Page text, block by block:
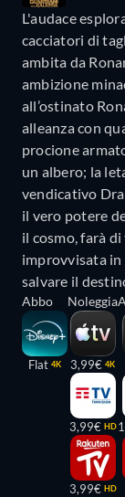
L'audace
cacciatori di
ambita da
ambizione
all’ostinato
alleanza con
procione
un albero; la
vendicativo
il vero potere
il cosmo, farà
improvvisata
salvare il
Abbo
Flat 4K
Noleggia
3,99€ 4K
3,99€ HD
3,99€ HD